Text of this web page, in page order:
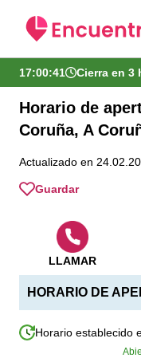
17:00:42 Cierra en 3
Horario de
Coruña, A
Actualizado en
Guardar
HORARIO DE
Horario establecido
LLAMAR